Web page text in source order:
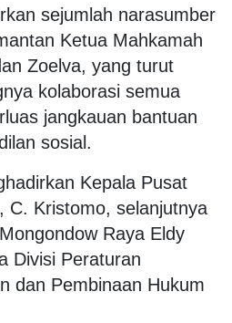
sejumlah narasumber
Ketua Mahkamah
Zoelva, yang turut
kolaborasi semua
jangkauan bantuan
sosial.
Kepala Pusat
C. Kristomo, selanjutnya
Raya Eldy
Divisi Peraturan
dan Pembinaan Hukum